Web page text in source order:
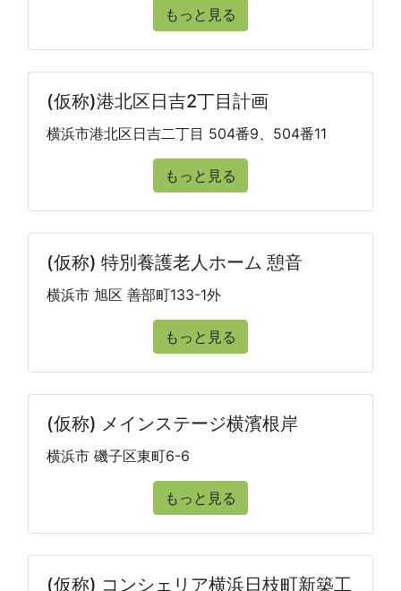
もっと見る
(仮称)港北区日吉2丁目計画
横浜市港北区日吉二丁目 504番9、504番11
もっと見る
(仮称) 特別養護老人ホーム 憩音
横浜市 旭区 善部町133-1外
もっと見る
(仮称) メインステージ横濱根岸
横浜市 磯子区東町6-6
もっと見る
(仮称) コンシェリア横浜日枝町新築工